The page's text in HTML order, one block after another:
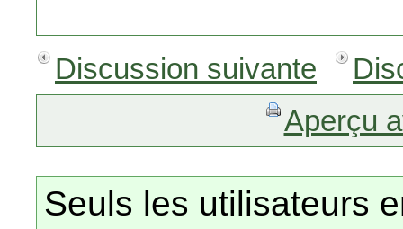
Discussion suivante
Aperçu
Seuls les utilisateurs